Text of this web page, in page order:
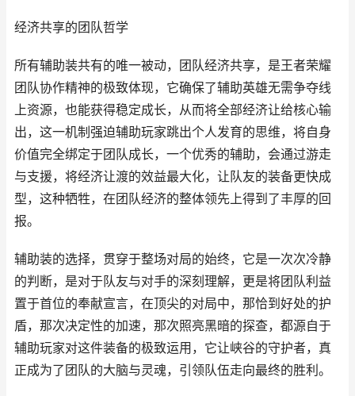
经济共享的团队哲学
所有辅助装共有的唯一被动，团队经济共享，是王者荣耀
团队协作精神的极致体现，它确保了辅助英雄无需争夺线
上资源，也能获得稳定成长，从而将全部经济让给核心输
出，这一机制强迫辅助玩家跳出个人发育的思维，将自身
价值完全绑定于团队成长，一个优秀的辅助，会通过游走
与支援，将经济让渡的效益最大化，让队友的装备更快成
型，这种牺牲，在团队经济的整体领先上得到了丰厚的回
报。
辅助装的选择，贯穿于整场对局的始终，它是一次次冷静
的判断，是对于队友与对手的深刻理解，更是将团队利益
置于首位的奉献宣言，在顶尖的对局中，那恰到好处的护
盾，那次决定性的加速，那次照亮黑暗的探查，都源自于
辅助玩家对这件装备的极致运用，它让峡谷的守护者，真
正成为了团队的大脑与灵魂，引领队伍走向最终的胜利。